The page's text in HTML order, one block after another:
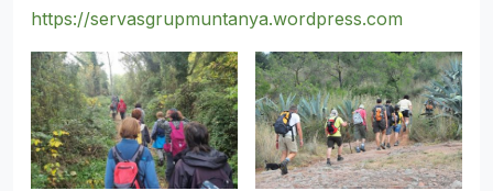
https://servasgrupmuntanya.wordpress.com